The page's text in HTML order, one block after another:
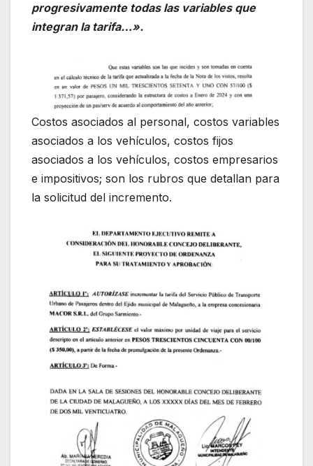
progresivamente todas las variables que
integran la tarifa…».
Costos asociados al personal, costos variables
asociados a los vehículos, costos fijos
asociados a los vehículos, costos empresarios
e impositivos; son los rubros que detallan para
la solicitud del incremento.